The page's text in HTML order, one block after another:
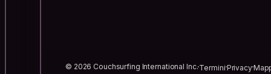
© 2026 Couchsurfing International Inc.TerminiPrivacy